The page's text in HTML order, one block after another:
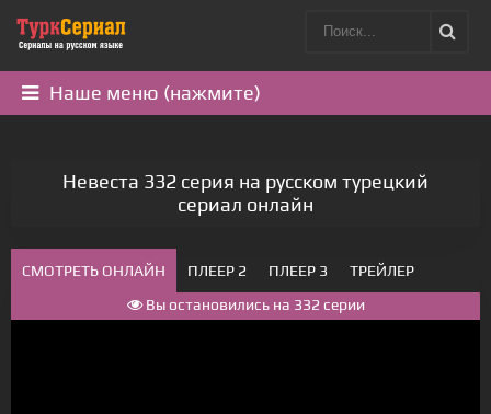
Наше меню (нажмите)
Невеста 332 серия на русском турецкий
сериал онлайн
СМОТРЕТЬ ОНЛАЙН ПЛЕЕР 2 ПЛЕЕР 3
ТРЕЙЛЕР
Вы остановились на 332 серии